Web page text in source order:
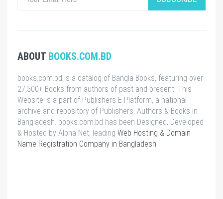
ABOUT BOOKS.COM.BD
books.com.bd is a catalog of Bangla Books, featuring over
27,500+ Books from authors of past and present. This
Website is a part of Publishers E-Platform, a national
archive and repository of Publishers, Authors & Books in
Bangladesh. books.com.bd has been Designed, Developed
& Hosted by Alpha Net, leading Web Hosting & Domain
Name Registration Company in Bangladesh.